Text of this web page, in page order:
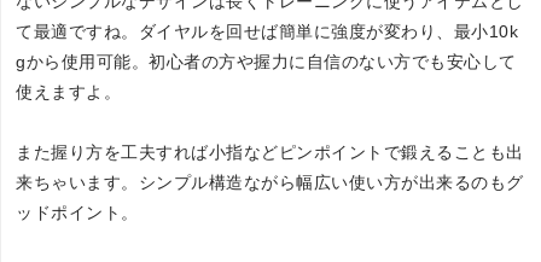
て最適ですね。ダイヤルを回せば簡単に強度が変わり、最小10k
gから使用可能。初心者の方や握力に自信のない方でも安心して
使えますよ。
また握り方を工夫すれば小指などピンポイントで鍛えることも出
来ちゃいます。シンプル構造ながら幅広い使い方が出来るのもグ
ッドポイント。